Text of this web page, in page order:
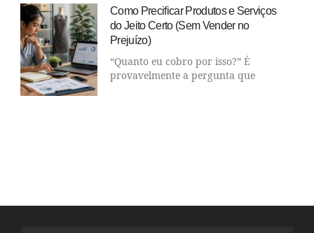
Como Precificar Produtos e Serviços
do Jeito Certo (Sem Vender no
Prejuízo)
“Quanto eu cobro por isso?” É
provavelmente a pergunta que